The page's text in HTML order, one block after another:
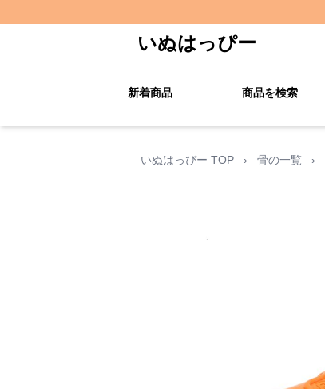
いぬはっぴー
新着商品 商品を検索
いぬはっぴー TOP › 骨の一覧 ›